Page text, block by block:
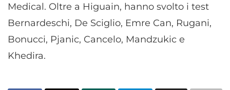
Medical. Oltre a Higuain, hanno svolto i test
Bernardeschi, De Sciglio, Emre Can, Rugani,
Bonucci, Pjanic, Cancelo, Mandzukic e
Khedira.